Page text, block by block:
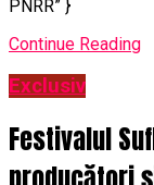
PNRR” }
Continue Reading
Exclusiv
Festivalul